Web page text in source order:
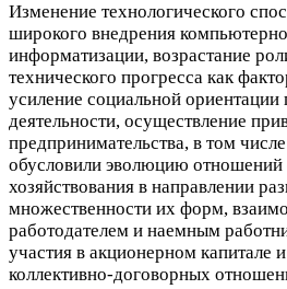
Изменение технологического
широкого внедрения
информатизации, возрастание
технического прогресса как
усиление социальной ориентации
деятельности, осуществление
предпринимательства, в том
обусловили эволюцию отношений
хозяйствования в направлении
множественности их форм,
работодателем и наемным
участия в акционерном капитале
коллективно-договорных